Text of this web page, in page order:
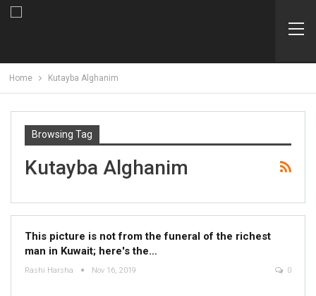
Home Kutayba Alghanim
Browsing Tag
Kutayba Alghanim
This picture is not from the funeral of the richest
man in Kuwait; here's the…
Rashi Harsha Nov 16, 2019 0